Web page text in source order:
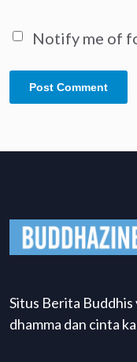
Notify me of
Situs Berita
dhamma dan cinta